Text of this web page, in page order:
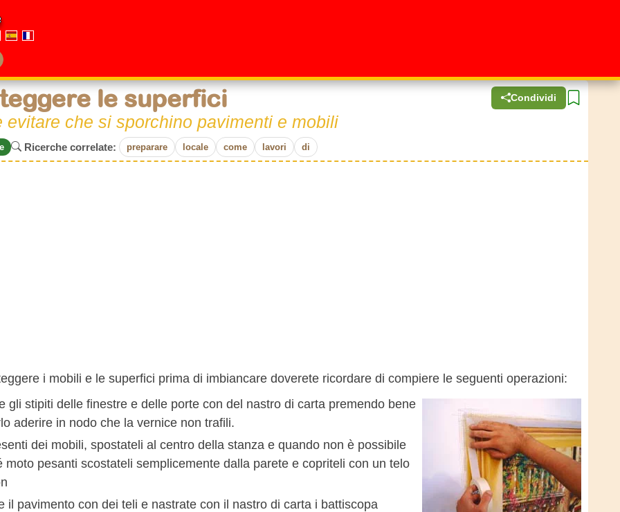
Condividi
le superfici
evitare che si sporchino pavimenti e mobili
Ricerche correlate: preparare locale come lavori di
i mobili e le superfici prima di imbiancare doverete ricordare di compiere le seguenti operazioni:
gli stipiti delle finestre e delle porte con del nastro di carta premendo bene
aderire in nodo che la vernice non trafili.
dei mobili, spostateli al centro della stanza e quando non è possibile
moto pesanti scostateli semplicemente dalla parete e copriteli con un telo
il pavimento con dei teli e nastrate con il nastro di carta i battiscopa